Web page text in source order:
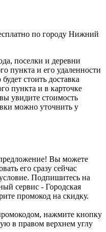
по городу Нижний
поселки и деревни
пункта и его удаленности
стоить доставка
пункта и в карточке
увидите стоимость
можно уточнить у
предложение! Вы можете
его сразу сейчас
Подпишитесь на
сервис - Городская
промокод на скидку.
нажмите кнопку
в правом верхнем углу